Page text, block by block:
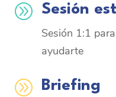
A Sesión
Sesión 1:1
ayudarte
A Briefing